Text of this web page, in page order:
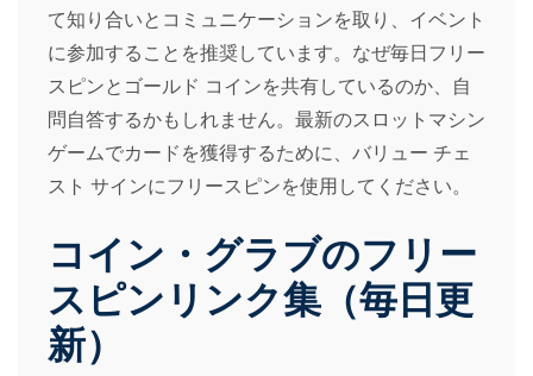
て知り合いとコミュニケーションを取り、イベント
に参加することを推奨しています。なぜ毎日フリー
スピンとゴールド コインを共有しているのか、自
問自答するかもしれません。最新のスロットマシン
ゲームでカードを獲得するために、バリュー チェ
スト サインにフリースピンを使用してください。
コイン・グラブのフリー
スピンリンク集（毎日更
新）